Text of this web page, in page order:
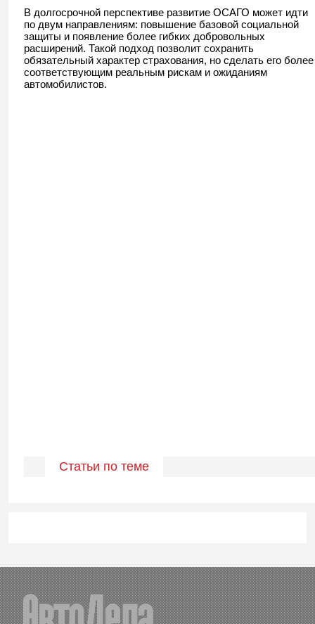
В долгосрочной перспективе развитие ОСАГО может идти
по двум направлениям: повышение базовой социальной
защиты и появление более гибких добровольных
расширений. Такой подход позволит сохранить
обязательный характер страхования, но сделать его более
соответствующим реальным рискам и ожиданиям
автомобилистов.
Статьи по теме